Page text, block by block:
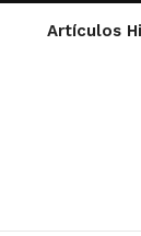
Artículos